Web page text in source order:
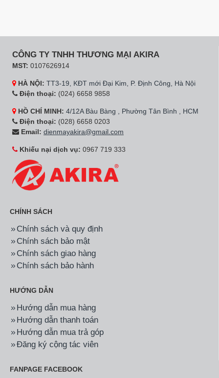
CÔNG TY TNHH THƯƠNG MẠI AKIRA
MST: 0107626914
HÀ NỘI: TT3-19, KĐT mới Đại Kim, P. Định Công, Hà Nội
Điện thoại: (024) 6658 9858
HỒ CHÍ MINH: 4/12A Bàu Bàng , Phường Tân Bình , HCM
Điện thoại: (028) 6658 0203
Email: dienmayakira@gmail.com
Khiếu nại dịch vụ: 0967 719 333
CHÍNH SÁCH
Chính sách và quy định
Chính sách bảo mật
Chính sách giao hàng
Chính sách bảo hành
HƯỚNG DẪN
Hướng dẫn mua hàng
Hướng dẫn thanh toán
Hướng dẫn mua trả góp
Đăng ký cộng tác viên
FANPAGE FACEBOOK